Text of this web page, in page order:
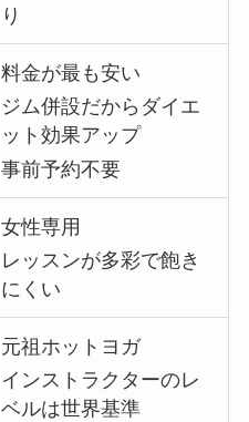
り
料金が最も安い
ジム併設だからダイエ
ット効果アップ
事前予約不要
女性専用
レッスンが多彩で飽き
にくい
元祖ホットヨガ
インストラクターのレ
ベルは世界基準